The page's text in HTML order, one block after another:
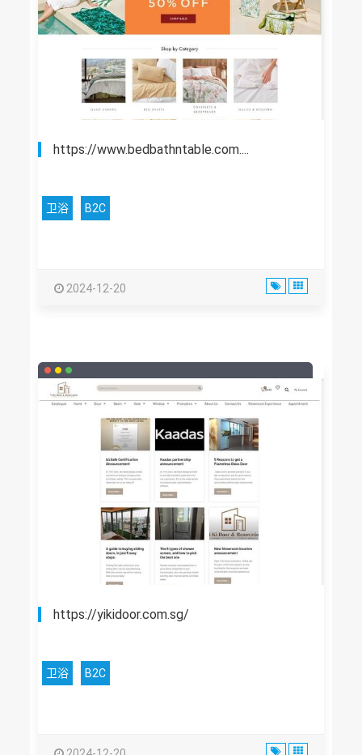
https://www.bedbathntable.com....
卫浴 B2C
2024-12-20
https://yikidoor.com.sg/
卫浴 B2C